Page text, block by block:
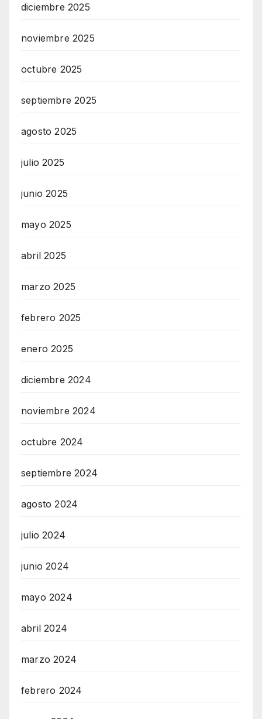
diciembre 2025
noviembre 2025
octubre 2025
septiembre 2025
agosto 2025
julio 2025
junio 2025
mayo 2025
abril 2025
marzo 2025
febrero 2025
enero 2025
diciembre 2024
noviembre 2024
octubre 2024
septiembre 2024
agosto 2024
julio 2024
junio 2024
mayo 2024
abril 2024
marzo 2024
febrero 2024